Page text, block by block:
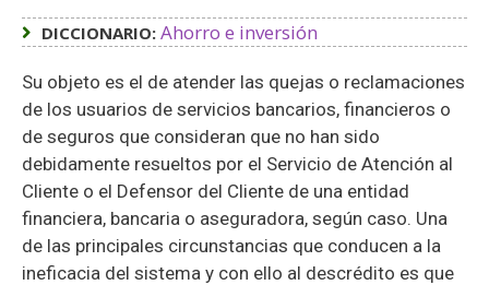
DICCIONARIO: Ahorro e inversión
Su objeto es el de atender las quejas o reclamaciones
de los usuarios de servicios bancarios, financieros o
de seguros que consideran que no han sido
debidamente resueltos por el Servicio de Atención al
Cliente o el Defensor del Cliente de una entidad
financiera, bancaria o aseguradora, según caso. Una
de las principales circunstancias que conducen a la
ineficacia del sistema y con ello al descrédito es que